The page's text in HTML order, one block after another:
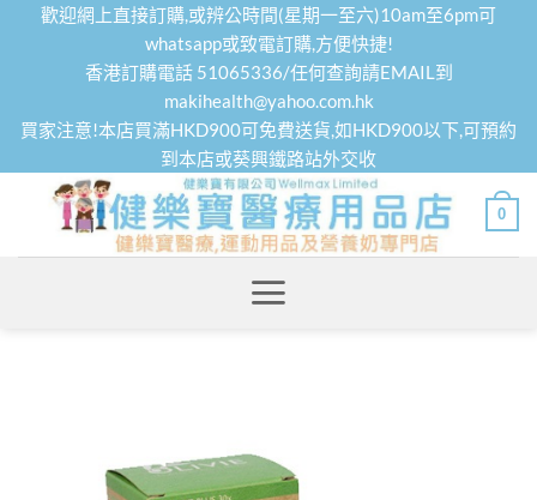
歡迎網上直接訂購,或辨公時間(星期一至六)10am至6pm可
whatsapp或致電訂購,方便快捷!
香港訂購電話 51065336/任何查詢請EMAIL到
makihealth@yahoo.com.hk
買家注意!本店買滿HKD900可免費送貨,如HKD900以下,可預約
到本店或葵興鐵路站外交收
0